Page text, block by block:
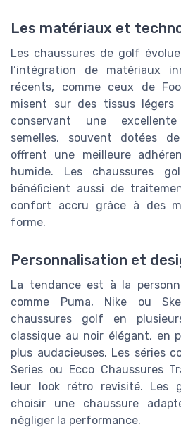
Les matériaux et
Les chaussures de golf
l’intégration de matériaux
récents, comme ceux de
misent sur des tissus
conservant une
semelles, souvent dotées
offrent une meilleure
humide. Les chaussures
bénéficient aussi de
confort accru grâce à des
forme.
Personnalisation et
La tendance est à la
comme Puma, Nike ou
chaussures golf en
classique au noir élégant, en
plus audacieuses. Les séries
Series ou Ecco Chaussures
leur look rétro revisité. Les
choisir une chaussure
négliger la performance.